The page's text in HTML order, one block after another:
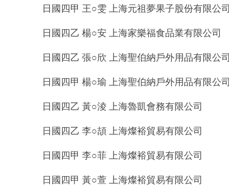
日國四甲 王○雯 上海元祖夢果子股份有限公司
日國四乙 楊○安 上海家樂福食品業有限公司
日國四乙 張○欣 上海聖伯納戶外用品有限公司
日國四甲 楊○瑜 上海聖伯納戶外用品有限公司
日國四乙 黃○淩 上海魯凱會務有限公司
日國四乙 李○頡 上海燦裕貿易有限公司
日國四甲 李○菲 上海燦裕貿易有限公司
日國四甲 黃○萱 上海燦裕貿易有限公司